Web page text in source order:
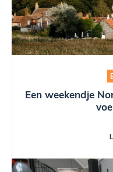
Een weekendje